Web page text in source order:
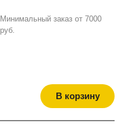
Минимальный заказ от 7000
руб.
В корзину